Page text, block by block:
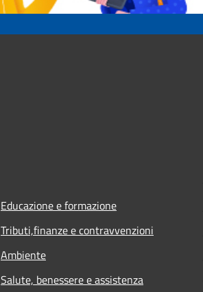
Educazione e formazione
Tributi,finanze e contravvenzioni
Ambiente
Salute, benessere e assistenza